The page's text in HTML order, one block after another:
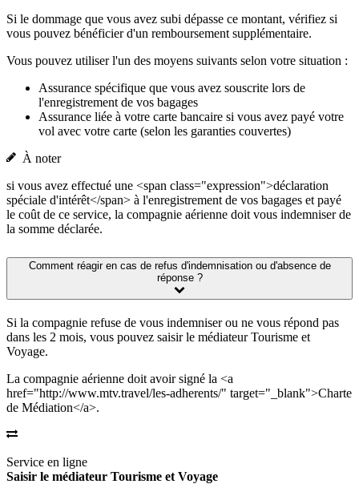
Si le dommage que vous avez subi dépasse ce montant, vérifiez si
vous pouvez bénéficier d'un remboursement supplémentaire.
Vous pouvez utiliser l'un des moyens suivants selon votre situation :
Assurance spécifique que vous avez souscrite lors de
l'enregistrement de vos bagages
Assurance liée à votre carte bancaire si vous avez payé votre
vol avec votre carte (selon les garanties couvertes)
À noter
si vous avez effectué une <span class="expression">déclaration
spéciale d'intérêt</span> à l'enregistrement de vos bagages et payé
le coût de ce service, la compagnie aérienne doit vous indemniser de
la somme déclarée.
Comment réagir en cas de refus d'indemnisation ou d'absence de
réponse ?
Si la compagnie refuse de vous indemniser ou ne vous répond pas
dans les 2 mois, vous pouvez saisir le médiateur Tourisme et
Voyage.
La compagnie aérienne doit avoir signé la <a
href="http://www.mtv.travel/les-adherents/" target="_blank">Charte
de Médiation</a>.
Service en ligne
Saisir le médiateur Tourisme et Voyage